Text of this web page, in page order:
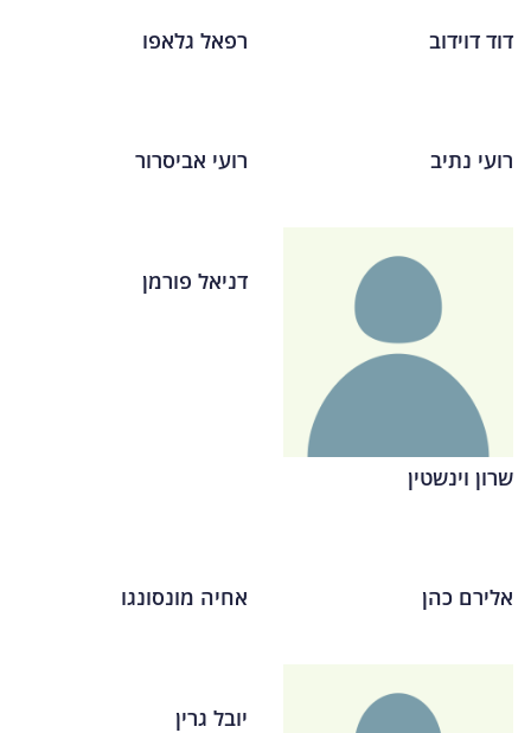
דוד דוידוב רפאל גלאפו
רועי נתיב רועי אביסרור
שרון וינשטין
דניאל פורמן
אלירם כהן אחיה מונסונגו
יובל גרין